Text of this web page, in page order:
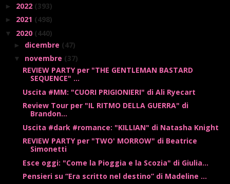
► 2022 (393)
► 2021 (498)
▼ 2020 (440)
► dicembre (47)
▼ novembre (37)
REVIEW PARTY per "THE GENTLEMAN BASTARD
SEQUENCE" ...
Uscita #MM: "CUORI PRIGIONIERI" di Ali Ryecart
Review Tour per "IL RITMO DELLA GUERRA" di
Brandon...
Uscita #dark #romance: "KILLIAN" di Natasha Knight
REVIEW PARTY per "TWO' MORROW" di Beatrice
Simonetti
Esce oggi: "Come la Pioggia e la Scozia" di Giulia...
Pensieri su “Era scritto nel destino” di Madeline ...